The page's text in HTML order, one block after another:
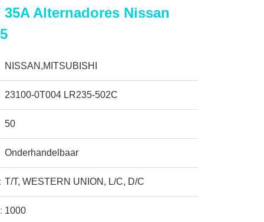
Alternadores Nissan
NISSAN,MITSUBISHI
23100-0T004 LR235-502C
50
Onderhandelbaar
T/T, WESTERN UNION, L/C, D/C
1000